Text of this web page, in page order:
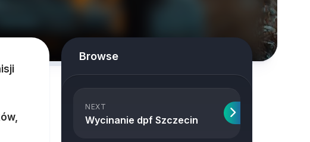
Browse
NEXT
Wycinanie dpf Szczecin